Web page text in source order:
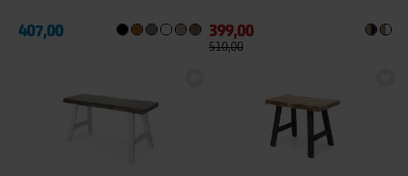
407,00 399,00
510,00